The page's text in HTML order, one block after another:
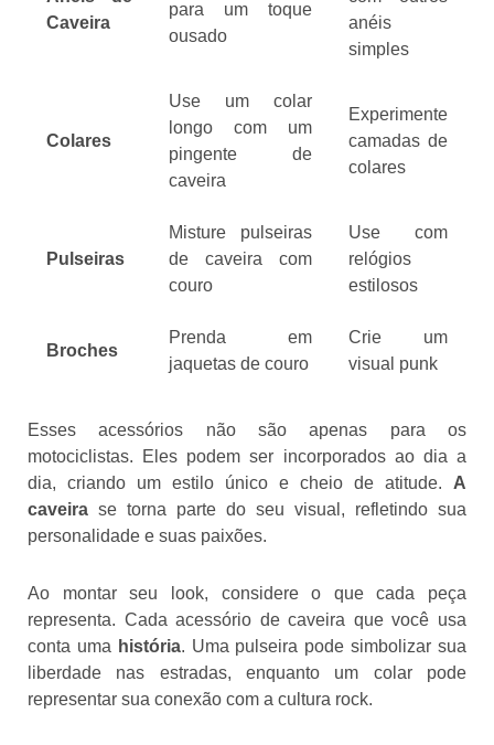
Caveira
para um toque
ousado
anéis
simples
Colares
Use um colar
longo com um
pingente de
caveira
Experimente
camadas de
colares
Pulseiras
Misture pulseiras
de caveira com
couro
Use com
relógios
estilosos
Broches
Prenda em
jaquetas de couro
Crie um
visual punk
Esses acessórios não são apenas para os
motociclistas. Eles podem ser incorporados ao dia a
dia, criando um estilo único e cheio de atitude. A
caveira se torna parte do seu visual, refletindo sua
personalidade e suas paixões.
Ao montar seu look, considere o que cada peça
representa. Cada acessório de caveira que você usa
conta uma história. Uma pulseira pode simbolizar sua
liberdade nas estradas, enquanto um colar pode
representar sua conexão com a cultura rock.